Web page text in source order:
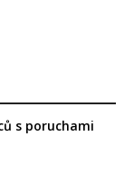
s poruchami